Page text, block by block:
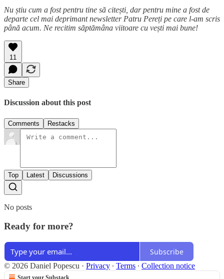
Nu știu cum a fost pentru tine să citești, dar pentru mine a fost de
departe cel mai deprimant newsletter Patru Pereți pe care l-am scris
până acum. Ne recitim săptămâna viitoare cu vești mai bune!
11
Share
Discussion about this post
Comments Restacks
Top Latest Discussions
No posts
Ready for more?
Subscribe
© 2026 Daniel Popescu · Privacy ∙ Terms ∙ Collection notice
Start your Substack